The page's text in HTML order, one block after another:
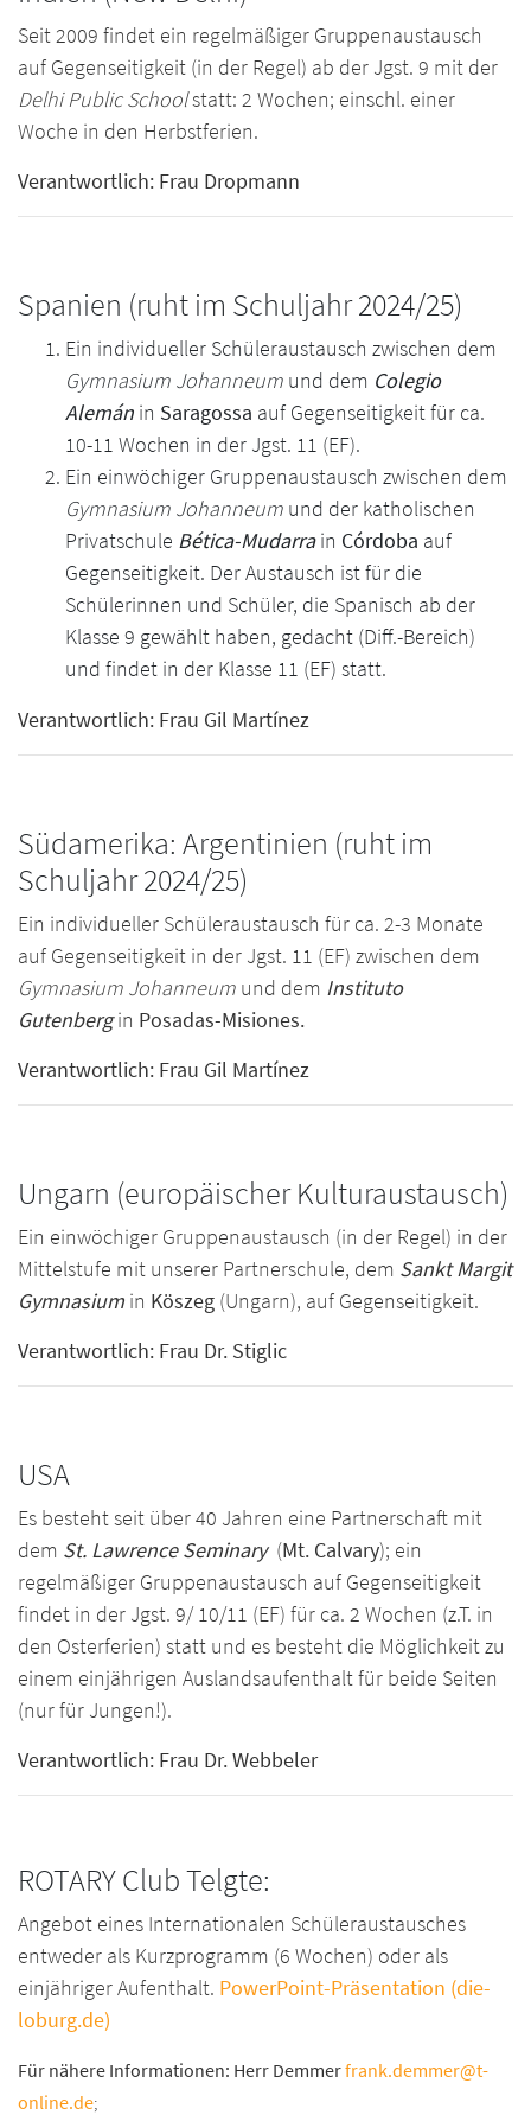
Seit 2009 findet ein regelmäßiger Gruppenaustausch
auf Gegenseitigkeit (in der Regel) ab der Jgst. 9 mit der
Delhi Public Schoolstatt: 2 Wochen; einschl. einer
Woche in den Herbstferien.
Verantwortlich: Frau Dropmann
Spanien (ruht im Schuljahr 2024/25)
Ein individueller Schüleraustausch zwischen dem
Gymnasium Johanneum und dem Colegio
Alemán in Saragossa auf Gegenseitigkeit für ca.
10-11 Wochen in der Jgst. 11 (EF).
Ein einwöchiger Gruppenaustausch zwischen dem
Gymnasium Johanneum und der katholischen
Privatschule Bética-Mudarrain Córdoba auf
Gegenseitigkeit. Der Austausch ist für die
Schülerinnen und Schüler, die Spanisch ab der
Klasse 9 gewählt haben, gedacht (Diff.-Bereich)
und findet in der Klasse 11 (EF) statt.
Verantwortlich: Frau Gil Martínez
Südamerika: Argentinien (ruht im
Schuljahr 2024/25)
Ein individueller Schüleraustausch für ca. 2-3 Monate
auf Gegenseitigkeit in der Jgst. 11 (EF) zwischen dem
Gymnasium Johanneum und dem Instituto
Gutenbergin Posadas-Misiones.
Verantwortlich: Frau Gil Martínez
Ungarn (europäischer Kulturaustausch)
Ein einwöchiger Gruppenaustausch (in der Regel) in der
Mittelstufe mit unserer Partnerschule, dem Sankt Margit
Gymnasium in Köszeg (Ungarn), auf Gegenseitigkeit.
Verantwortlich: Frau Dr. Stiglic
USA
Es besteht seit über 40 Jahren eine Partnerschaft mit
dem St. Lawrence Seminary(Mt. Calvary); ein
regelmäßiger Gruppenaustausch auf Gegenseitigkeit
findet in der Jgst. 9/ 10/11 (EF) für ca. 2 Wochen (z.T. in
den Osterferien) statt und es besteht die Möglichkeit zu
einem einjährigen Auslandsaufenthalt für beide Seiten
(nur für Jungen!).
Verantwortlich: Frau Dr. Webbeler
ROTARY Club Telgte:
Angebot eines Internationalen Schüleraustausches
entweder als Kurzprogramm (6 Wochen) oder als
einjähriger Aufenthalt. PowerPoint-Präsentation (die-
loburg.de)
Für nähere Informationen: Herr Demmerfrank.demmer@t-
online.de;